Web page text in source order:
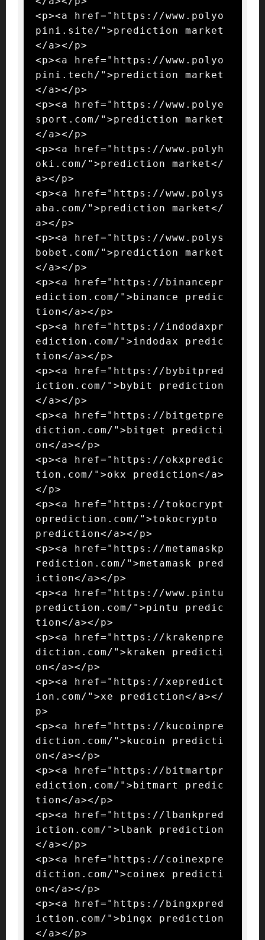
<p><a href="https://www.polyo
pini.site/">prediction market
</a></p>
<p><a href="https://www.polyo
pini.tech/">prediction market
</a></p>
<p><a href="https://www.polye
sport.com/">prediction market
</a></p>
<p><a href="https://www.polyh
oki.com/">prediction market</
a></p>
<p><a href="https://www.polys
aba.com/">prediction market</
a></p>
<p><a href="https://www.polys
bobet.com/">prediction market
</a></p>
<p><a href="https://binancepr
ediction.com/">binance predic
tion</a></p>
<p><a href="https://indodaxpr
ediction.com/">indodax predic
tion</a></p>
<p><a href="https://bybitpred
iction.com/">bybit prediction
</a></p>
<p><a href="https://bitgetpre
diction.com/">bitget predicti
on</a></p>
<p><a href="https://okxpredic
tion.com/">okx prediction</a>
</p>
<p><a href="https://tokocrypt
oprediction.com/">tokocrypto
prediction</a></p>
<p><a href="https://metamaskp
rediction.com/">metamask pred
iction</a></p>
<p><a href="https://www.pintu
prediction.com/">pintu predic
tion</a></p>
<p><a href="https://krakenpre
diction.com/">kraken predicti
on</a></p>
<p><a href="https://xepredict
ion.com/">xe prediction</a></
p>
<p><a href="https://kucoinpre
diction.com/">kucoin predicti
on</a></p>
<p><a href="https://bitmartpr
ediction.com/">bitmart predic
tion</a></p>
<p><a href="https://lbankpred
iction.com/">lbank prediction
</a></p>
<p><a href="https://coinexpre
diction.com/">coinex predicti
on</a></p>
<p><a href="https://bingxpred
iction.com/">bingx prediction
</a></p>